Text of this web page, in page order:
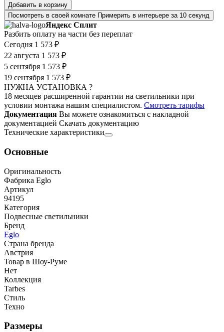
Добавить в корзину
Посмотреть в своей комнате Примерить в интерьере за 10 секунд
Яндекс Сплит
Разбить оплату на части без переплат
Сегодня 1 573 ₽
22 августа 1 573 ₽
5 сентября 1 573 ₽
19 сентября 1 573 ₽
НУЖНА УСТАНОВКА ?
18 месяцев расширенной гарантии на светильники при
условии монтажа нашим специалистом. Смотреть тарифы
Документация Вы можете ознакомиться с накладной
документацией Скачать документацию
Технические характеристики
Основные
Оригинальность
Фабрика Eglo
Артикул
94195
Категория
Подвесные светильники
Бренд
Eglo
Страна бренда
Австрия
Товар в Шоу-Руме
Нет
Коллекция
Tarbes
Стиль
Техно
Размеры